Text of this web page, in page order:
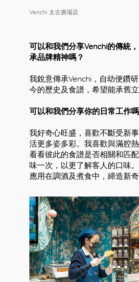
Venchi 太古廣場店
可以和我們分享Venchi的傳統
承品牌精神嗎？
我銳意傳承Venchi，自幼便鑽
今的歷史及食譜，希望能承舊立
可以和我們分享你的日常工作
我好奇心旺盛，喜歡不斷受新
活更多姿多彩。我喜歡與滿腔
看看彼此的食譜是否相關和匹
味一次，以更了解客人的口味
應用在調酒及煮食中，締造新奇